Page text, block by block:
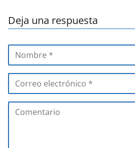
Deja una respuesta